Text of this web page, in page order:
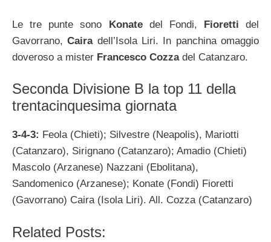
Le tre punte sono Konatedel Fondi, Fioretti del
Gavorrano,Cairadell’Isola Liri. In panchina omaggio
doveroso a mister Francesco Cozzadel Catanzaro.
Seconda Divisione B la top 11 della
trentacinquesima giornata
3-4-3: Feola (Chieti); Silvestre (Neapolis), Mariotti
(Catanzaro), Sirignano (Catanzaro); Amadio (Chieti)
Mascolo (Arzanese) Nazzani (Ebolitana),
Sandomenico (Arzanese); Konate (Fondi) Fioretti
(Gavorrano) Caira (Isola Liri). All. Cozza (Catanzaro)
Related Posts: